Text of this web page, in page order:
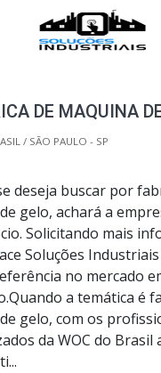
DE MAQUINA
/ SÃO PAULO - SP
deseja buscar por
gelo, achará a
Solicitando mais
Soluções
no mercado
a temática é
gelo, com os
da WOC do Brasil